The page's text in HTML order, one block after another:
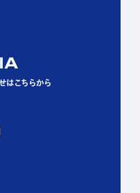
はこちらから
はこちらから
はこちらから